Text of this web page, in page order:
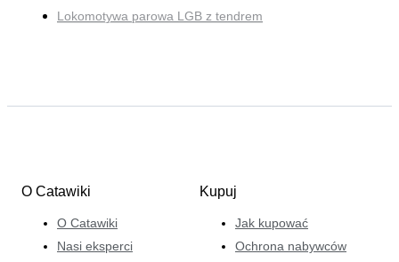
Lokomotywa parowa LGB z tendrem
O Catawiki
O Catawiki
Nasi eksperci
Kupuj
Jak kupować
Ochrona nabywców